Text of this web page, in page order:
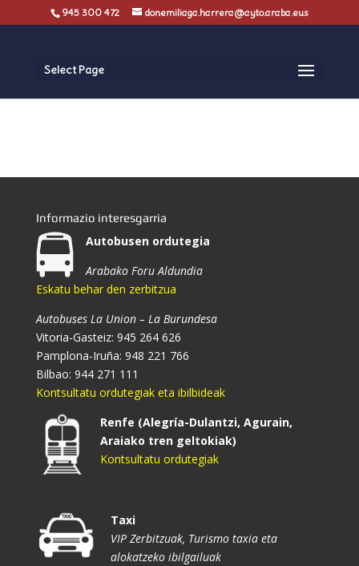
945 300 472 donemiliaga.harrera@ayto.araba.eus
Select Page
Informazio interesgarria
Autobusen ordutegia
Arabako Foru Aldundia
Eskatu behar den zerbitzua
Autobuses La Union – La Burundesa
Vitoria-Gasteiz: 945 264 626
Pamplona-Iruña: 948 221 766
Bilbao: 944 271 111
Kontsultatu ordutegiak eta ibilbideak
Renfe (Alegría-Dulantzi, Agurain,
Araiako tren geltokiak)
Kontsultatu ordutegiak
Taxi
VIP Zerbitzuak, Turismo taxia eta
alokatzeko ibilgailuak